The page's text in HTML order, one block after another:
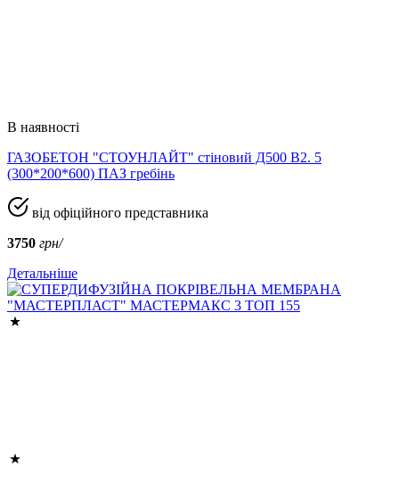
В наявності
ГАЗОБЕТОН "СТОУНЛАЙТ" стіновий Д500 В2. 5
(300*200*600) ПАЗ гребінь
від офіційного представника
3750 грн/
Детальніше